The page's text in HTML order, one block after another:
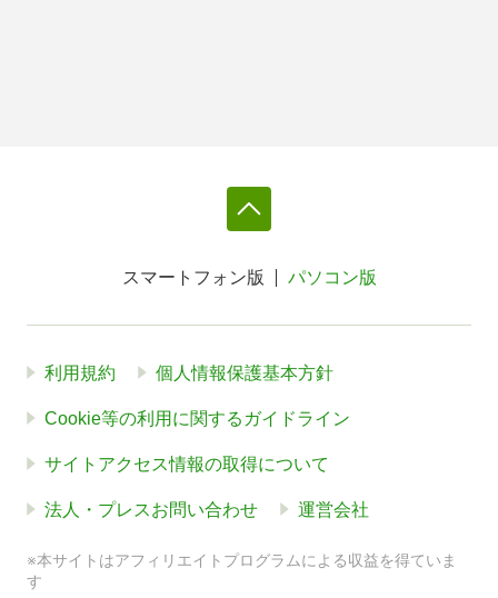
スマートフォン版 パソコン版
利用規約 個人情報保護基本方針
Cookie等の利用に関するガイドライン
サイトアクセス情報の取得について
法人・プレスお問い合わせ 運営会社
※本サイトはアフィリエイトプログラムによる収益を得ていま
す